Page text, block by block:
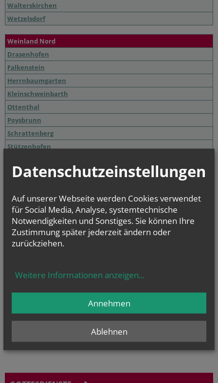
Walterskirchen
Wetzelsdorf
Weinland Nord
Drasenhofen
Falkenstein
Herrnbaumgarten
Kleinschweinbarth
Ottenthal
Poysbrunn
Schrattenberg
Stützenhofen
Entwicklungsraum Ost
Bernhardsthal
Großkrut
Hausbrunn
Katzelsdorf
Reintal
Hl. Xystus (Sixtus) II., Papst, und Gefährten; Märtyrer, Hl.
Datenschutzeinstellungen
Auf unserer Webseite werden Cookies verwendet
für Social Media, Analyse, systemtechnische
Notwendigkeiten und Sonstiges. Sie können Ihre
Zustimmung später jederzeit ändern oder
zurückziehen.
Weitere Informationen anzeigen...
Ablehnen
Annehmen